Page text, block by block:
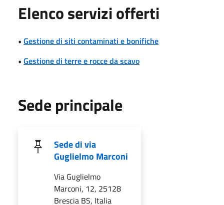
Elenco servizi offerti
• Gestione di siti contaminati e bonifiche
• Gestione di terre e rocce da scavo
Sede principale
Sede di via
Guglielmo Marconi
Via Guglielmo
Marconi, 12, 25128
Brescia BS, Italia